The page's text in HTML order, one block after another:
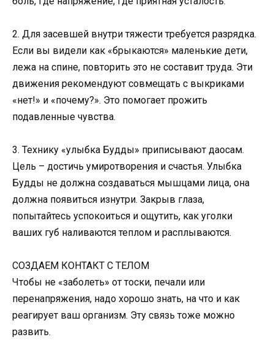
2. Для засевшей внутри тяжести требуется разрядка.
Если вы видели как «брыкаются» маленькие дети,
лежа на спине, повторить это не составит труда. Эти
движения рекомендуют совмещать с выкриками
«нет!» и «почему?». Это помогает прожить
подавленные чувства.
3. Технику «улыбка Будды» приписывают даосам.
Цель – достичь умиротворения и счастья. Улыбка
Будды не должна создаваться мышцами лица, она
должна появиться изнутри. Закрыв глаза,
попытайтесь успокоиться и ощутить, как уголки
ваших губ наливаются теплом и расплываются.
СОЗДАЕМ КОНТАКТ С ТЕЛОМ
Чтобы не «заболеть» от тоски, печали или
перенапряжения, надо хорошо знать, на что и как
реагирует ваш организм. Эту связь тоже можно
развить.